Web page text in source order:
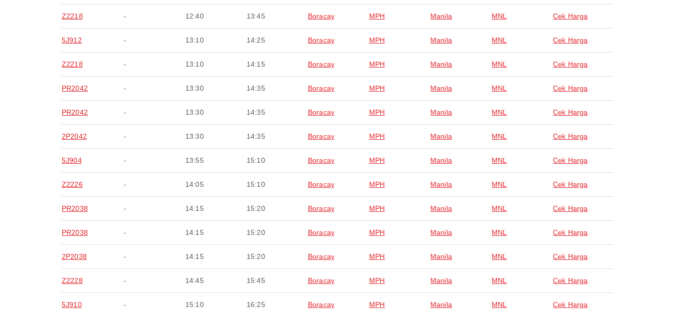
Z2218 - 12:40 13:45 Boracay MPH Manila MNL Cek Harga
5J912 - 13:10 14:25 Boracay MPH Manila MNL Cek Harga
Z2218 - 13:10 14:15 Boracay MPH Manila MNL Cek Harga
PR2042 - 13:30 14:35 Boracay MPH Manila MNL Cek Harga
PR2042 - 13:30 14:35 Boracay MPH Manila MNL Cek Harga
2P2042 - 13:30 14:35 Boracay MPH Manila MNL Cek Harga
5J904 - 13:55 15:10 Boracay MPH Manila MNL Cek Harga
Z2226 - 14:05 15:10 Boracay MPH Manila MNL Cek Harga
PR2038 - 14:15 15:20 Boracay MPH Manila MNL Cek Harga
PR2038 - 14:15 15:20 Boracay MPH Manila MNL Cek Harga
2P2038 - 14:15 15:20 Boracay MPH Manila MNL Cek Harga
Z2228 - 14:45 15:45 Boracay MPH Manila MNL Cek Harga
5J910 - 15:10 16:25 Boracay MPH Manila MNL Cek Harga